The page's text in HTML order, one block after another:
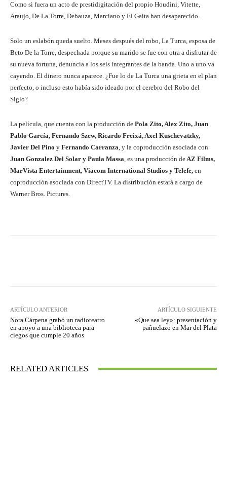
Como si fuera un acto de prestidigitación del propio Houdini, Vitette,
Araujo, De La Torre, Debauza, Marciano y El Gaita han desaparecido.
Solo un eslabón queda suelto. Meses después del robo, La Turca, esposa de
Beto De la Torre, despechada porque su marido se fue con otra a disfrutar de
su nueva fortuna, denuncia a los seis integrantes de la banda. Uno a uno va
cayendo. El dinero nunca aparece. ¿Fue lo de La Turca una grieta en el plan
perfecto, o incluso esto había sido ideado por el cerebro del Robo del
Siglo?
La película, que cuenta con la producción de Pola Zito, Alex Zito, Juan
Pablo García, Fernando Szew, Ricardo Freixá, Axel Kuschevatzky,
Javier Del Pino y Fernando Carranza, y la coproducción asociada con
Juan Gonzalez Del Solar y Paula Massa, es una producción deAZ Films,
MarVista Entertainment, Viacom International Studios y Telefe, en
coproducción asociada con DirectTV. La distribución estará a cargo de
Warner Bros. Pictures.
ARTÍCULO ANTERIOR
Nora Cárpena grabó un radioteatro
en apoyo a una biblioteca para
ciegos que cumple 20 años
ARTÍCULO SIGUIENTE
«Que sea ley»: presentación y
pañuelazo en Mar del Plata
RELATED ARTICLES